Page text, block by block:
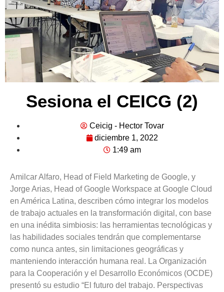
Sesiona el CEICG (2)
Ceicig - Hector Tovar
diciembre 1, 2022
1:49 am
Amilcar Alfaro, Head of Field Marketing de Google, y
Jorge Arias, Head of Google Workspace at Google Cloud
en América Latina, describen cómo integrar los modelos
de trabajo actuales en la transformación digital, con base
en una inédita simbiosis: las herramientas tecnológicas y
las habilidades sociales tendrán que complementarse
como nunca antes, sin limitaciones geográficas y
manteniendo interacción humana real. La Organización
para la Cooperación y el Desarrollo Económicos (OCDE)
presentó su estudio “El futuro del trabajo. Perspectivas